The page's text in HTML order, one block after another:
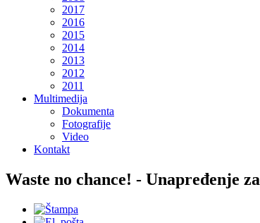
2017
2016
2015
2014
2013
2012
2011
Multimedija
Dokumenta
Fotografije
Video
Kontakt
Waste no chance! - Unapređenje